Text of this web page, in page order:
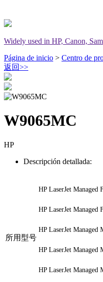
Widely used in HP, Canon,
Página de inicio > Centro de
返回>>
W9065MC
HP
Descripción detallada:
所用型号
HP LaserJet Managed
HP LaserJet Managed
HP LaserJet Managed
HP LaserJet Managed
HP LaserJet Managed